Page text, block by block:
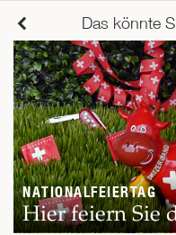
Das könnte
NATIONALFEIERTAG
Hier feiern Sie